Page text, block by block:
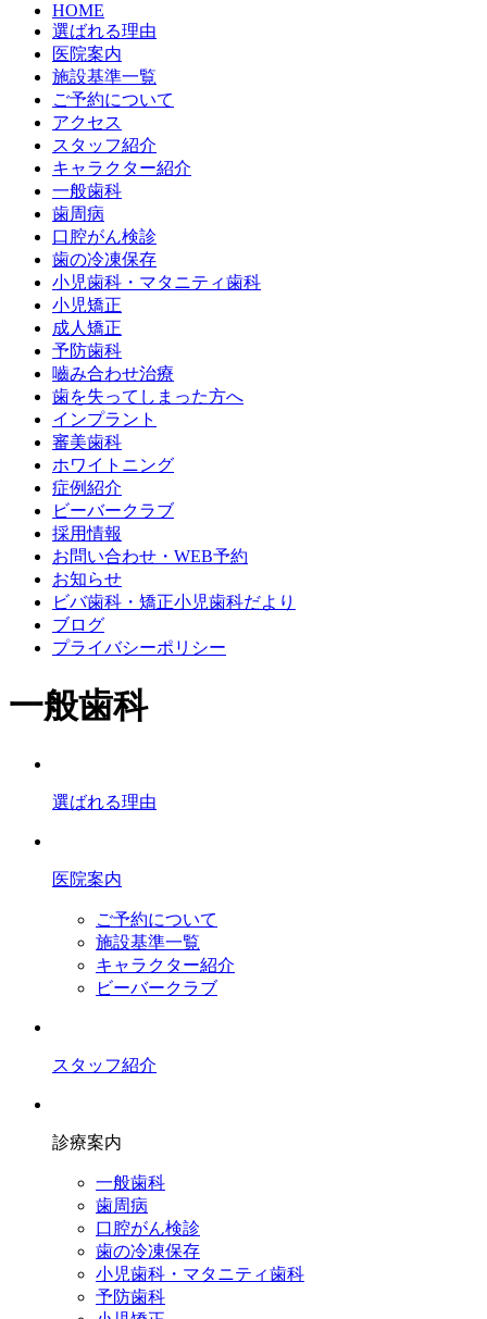
HOME
選ばれる理由
医院案内
施設基準一覧
ご予約について
アクセス
スタッフ紹介
キャラクター紹介
一般歯科
歯周病
口腔がん検診
歯の冷凍保存
小児歯科・マタニティ歯科
小児矯正
成人矯正
予防歯科
嚙み合わせ治療
歯を失ってしまった方へ
インプラント
審美歯科
ホワイトニング
症例紹介
ビーバークラブ
採用情報
お問い合わせ・WEB予約
お知らせ
ビバ歯科・矯正小児歯科だより
ブログ
プライバシーポリシー
一般歯科
選ばれる理由
医院案内
ご予約について
施設基準一覧
キャラクター紹介
ビーバークラブ
スタッフ紹介
診療案内
一般歯科
歯周病
口腔がん検診
歯の冷凍保存
小児歯科・マタニティ歯科
予防歯科